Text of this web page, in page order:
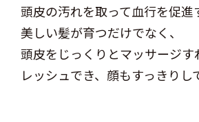
頭皮の汚れを取って血行を促進
美しい髪が育つだけでなく、
頭皮をじっくりとマッサージす
レッシュでき、顔もすっきりし